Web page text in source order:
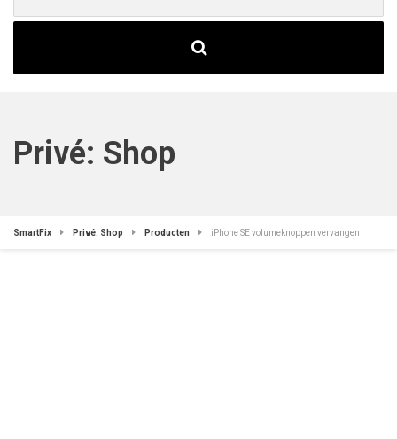
Privé: Shop
SmartFix Privé: Shop Producten iPhone SE volumeknoppen vervangen